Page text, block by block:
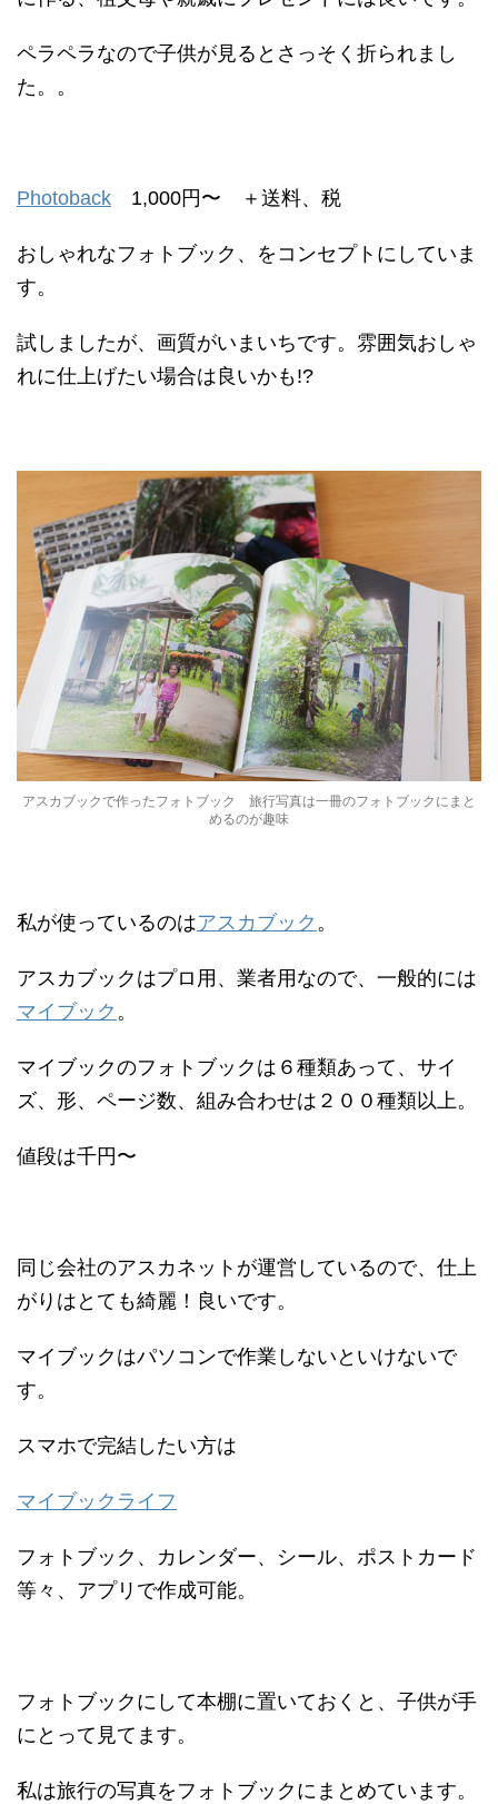
ペラペラなので子供が見るとさっそく折られまし
た。。
Photoback 1,000円〜 ＋送料、税
おしゃれなフォトブック、をコンセプトにしていま
す。
試しましたが、画質がいまいちです。雰囲気おしゃ
れに仕上げたい場合は良いかも!?
アスカブックで作ったフォトブック 旅行写真は一冊のフォトブックにまと
めるのが趣味
私が使っているのはアスカブック 。
アスカブックはプロ用、業者用なので、一般的には
マイブック 。
マイブックのフォトブックは６種類あって、サイ
ズ、形、ページ数、組み合わせは２００種類以上。
値段は千円〜
同じ会社のアスカネットが運営しているので、仕上
がりはとても綺麗！良いです。
マイブックはパソコンで作業しないといけないで
す。
スマホで完結したい方は
マイブックライフ
フォトブック、カレンダー、シール、ポストカード
等々、アプリで作成可能。
フォトブックにして本棚に置いておくと、子供が手
にとって見てます。
私は旅行の写真をフォトブックにまとめています。